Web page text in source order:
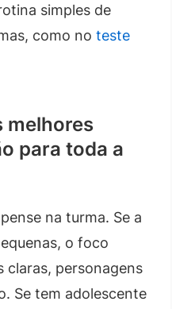
simples de
como no teste
melhores
para toda a
na turma. Se a
o foco
claras, personagens
Se tem adolescente